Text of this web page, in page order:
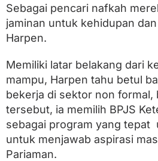
Sebagai pencari nafkah
jaminan untuk kehidupan
Harpen.
Memiliki latar belakang dari
mampu, Harpen tahu betul
bekerja di sektor non formal,
tersebut, ia memilih BPJS
sebagai program yang tepat
untuk menjawab aspirasi
Pariaman.